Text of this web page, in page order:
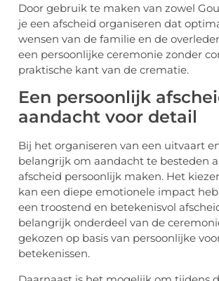
Door gebruik te maken van zowel
je een afscheid organiseren dat
wensen van de familie en de
een persoonlijke ceremonie zonder
praktische kant van de crematie.
Een persoonlijk
aandacht voor detail
Bij het organiseren van een uitvaart
belangrijk om aandacht te besteden
afscheid persoonlijk maken. Het
kan een diepe emotionele impact
een troostend en betekenisvol
belangrijk onderdeel van de
gekozen op basis van persoonlijke
betekenissen.